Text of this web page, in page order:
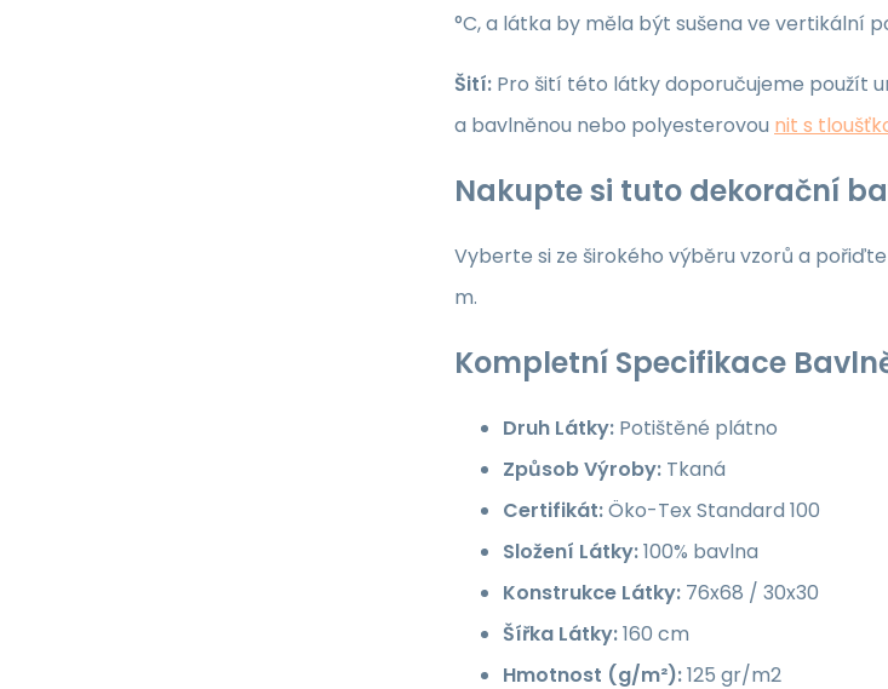
°C, a látka by měla být sušena ve vertikální
Šití: Pro šití této látky doporučujeme použít
a bavlněnou nebo polyesterovou nit s
Nakupte si tuto dekorační
Vyberte si ze širokého výběru vzorů a
m.
Kompletní Specifikace
Druh Látky: Potištěné plátno
Způsob Výroby: Tkaná
Certifikát:Öko-Tex Standard 100
Složení Látky:100% bavlna
Konstrukce Látky: 76x68 / 30x30
Šířka Látky:160 cm
Hmotnost (g/m²):125 gr/m2